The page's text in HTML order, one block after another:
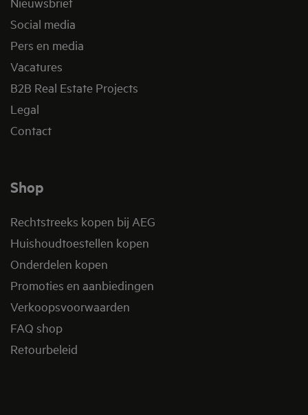
Social media
Pers en media
Vacatures
B2B Real Estate Projects
Legal
Contact
Shop
Rechtstreeks kopen bij AEG
Huishoudtoestellen kopen
Onderdelen kopen
Promoties en aanbiedingen
Verkoopsvoorwaarden
FAQ shop
Retourbeleid​